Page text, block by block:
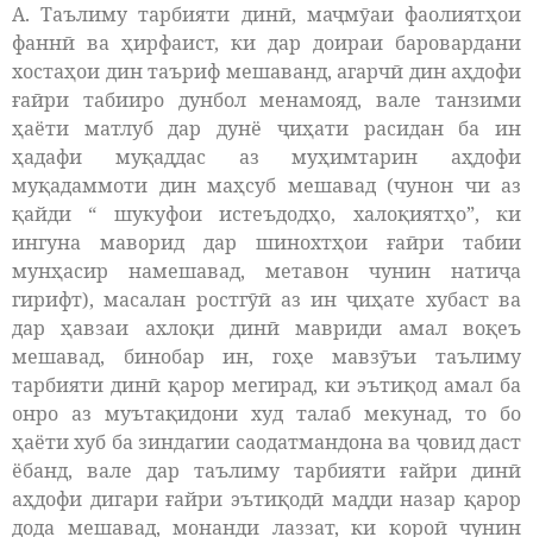
А. Таълиму тарбияти динӣ, маҷмӯаи фаолиятҳои
фаннӣ ва ҳирфаист, ки дар доираи баровардани
хостаҳои дин таъриф мешаванд, агарчӣ дин аҳдофи
ғаӣри табииро дунбол менамояд, вале танзими
ҳаёти матлуб дар дунё ҷиҳати расидан ба ин
ҳадафи муқаддас аз муҳимтарин аҳдофи
муқадаммоти дин маҳсуб мешавад (чунон чи аз
қайди “ шукуфои истеъдодҳо, халоқиятҳо”, ки
ингуна маворид дар шинохтҳои ғаӣри табии
мунҳасир намешавад, метавон чунин натиҷа
гирифт), масалан ростгӯӣ аз ин ҷиҳате хубаст ва
дар ҳавзаи ахлоқи динӣ мавриди амал воқеъ
мешавад, бинобар ин, гоҳе мавзӯъи таълиму
тарбияти динӣ қарор мегирад, ки эътиқод амал ба
онро аз муътақидони худ талаб мекунад, то бо
ҳаёти хуб ба зиндагии саодатмандона ва ҷовид даст
ёбанд, вале дар таълиму тарбияти ғайри динӣ
аҳдофи дигари ғайри эътиқодӣ мадди назар қарор
дода мешавад, монанди лаззат, ки короӣ чунин